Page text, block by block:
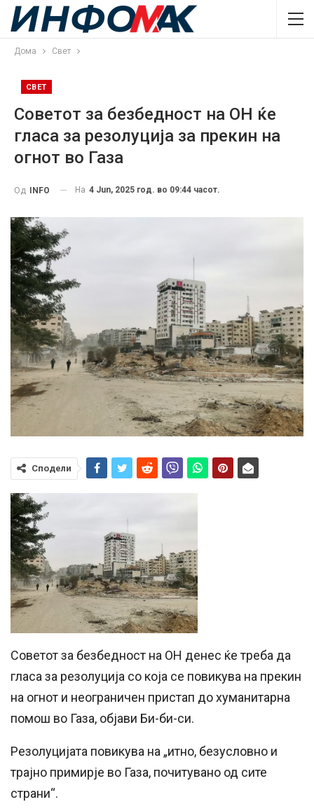
Дома Свет
СВЕТ
Советот за безбедност на ОН ќе
гласа за резолуција за прекин на
огнот во Газа
Од INFO На 4 Jun, 2025 год. во 09:44 часот.
Сподели
Советот за безбедност на ОН денес ќе треба да
гласа за резолуција со која се повикува на прекин
на огнот и неограничен пристап до хуманитарна
помош во Газа, објави Би-би-си.
Резолуцијата повикува на „итно, безусловно и
трајно примирје во Газа, почитувано од сите
страни“.